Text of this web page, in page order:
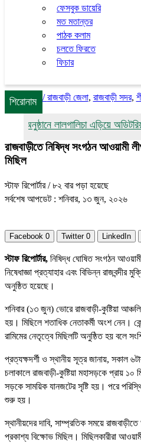
ফেসবুক ডায়েরি
মত মতান্তর
পাঠক কলাম
চলতে ফিরতে
ফিচার
শিরোনাম
অনুষ্ঠানে লালগালিচা এড়িয়ে
/রাজবাড়ী জেলা, রাজবাড়ী সদর,
রাজবাড়ীতে নিষিদ্ধ সংগঠন আওয়ামী
মিছিল
স্টাফ রিপোর্টার/ ৮২ বার পড়া হয়েছে
সর্বশেষ আপডেট : শনিবার, ১৩ জুন, ২০২৬
Facebook 0 Twitter 0 LinkedIn
স্টাফ রিপোর্টার, নিষিদ্ধ ঘোষিত সংগঠন
নিষেধাজ্ঞা প্রত্যাহার এবং বিভিন্ন রাজবন্দীর
অনুষ্ঠিত হয়েছে।
শনিবার (১৩ জুন) ভোরে রাজবাড়ী-কুষ্টিয়া
হয়। মিছিলে শতাধিক নেতাকর্মী অংশ নেন।
রামিমের নেতৃত্বে মিছিলটি অনুষ্ঠিত হয় বলে
প্রত্যক্ষদর্শী ও স্থানীয় সূত্র জানায়, সকাল
চলাকালে রাজবাড়ী-কুষ্টিয়া মহাসড়কে প্রায় ১০
সড়কে সাময়িক যানজটের সৃষ্টি হয়। পরে
শুরু হয়।
স্থানীয়দের দাবি, সাম্প্রতিক সময়ে
প্রকাশ্য বিক্ষোভ মিছিল। মিছিলকারীরা